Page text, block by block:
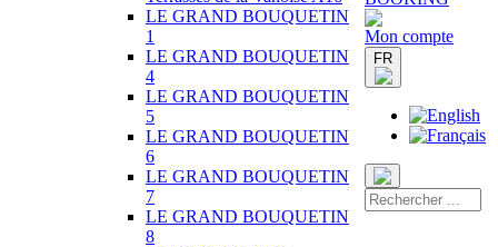
LE GRAND BOUQUETIN
1
LE GRAND BOUQUETIN
4
LE GRAND BOUQUETIN
5
LE GRAND BOUQUETIN
6
LE GRAND BOUQUETIN
7
LE GRAND BOUQUETIN
8
Mon compte
FR